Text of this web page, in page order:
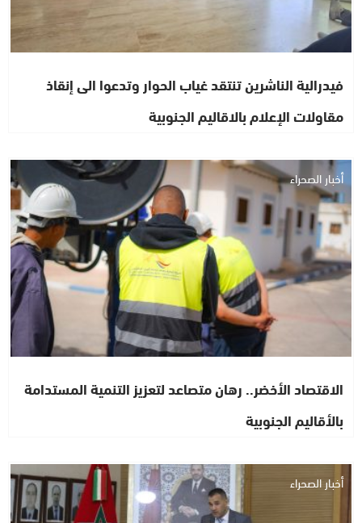
فيدرالية الناشرين تنتقد غياب الحوار وتدعوا الى إنقاذ
مقاولات الإعلام بالاقاليم الجنوبية
أخبار الصحراء
الاقتصاد الأخضر.. رهان متصاعد لتعزيز التنمية المستدامة
بالأقاليم الجنوبية
أخبار الصحراء